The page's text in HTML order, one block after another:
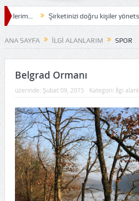
Şirketinizi doğru kişiler yönetsin…
ANA SAYFA İLGI ALANLARIM SPOR
Belgrad Ormanı
üzerinde: Şubat 09, 2015 Kategori: İlgi